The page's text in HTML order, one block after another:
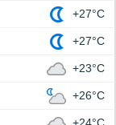
+27°C
+27°C
+23°C
+26°C